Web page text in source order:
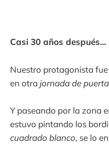
Casi 30 años después...
Nuestro protagonista
en otra jornada de
Y paseando por la zona
estuvo pintando los
cuadrado blanco, se lo